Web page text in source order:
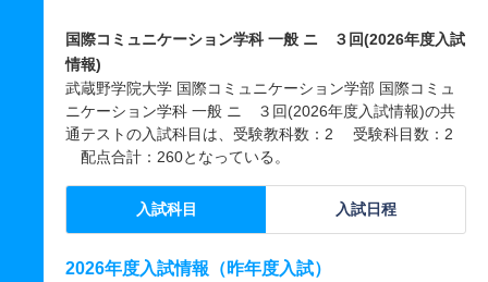
国際コミュニケーション学科 一般 ニ ３回(2026年度入試
情報)
武蔵野学院大学 国際コミュニケーション学部 国際コミュ
ニケーション学科 一般 ニ ３回(2026年度入試情報)の共
通テストの入試科目は、受験教科数：2 受験科目数：2
配点合計：260となっている。
入試科目 入試日程
2026年度入試情報（昨年度入試）